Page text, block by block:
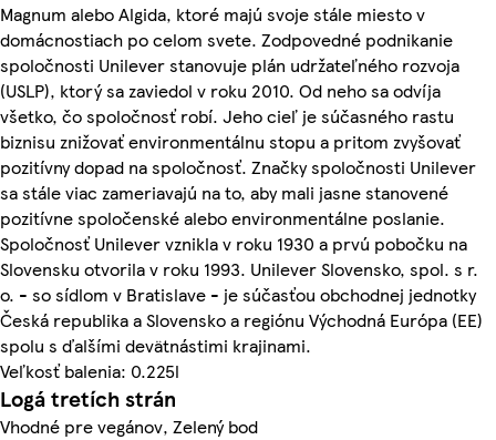
Magnum alebo Algida, ktoré majú svoje stále miesto v
domácnostiach po celom svete. Zodpovedné podnikanie
spoločnosti Unilever stanovuje plán udržateľného rozvoja
(USLP), ktorý sa zaviedol v roku 2010. Od neho sa odvíja
všetko, čo spoločnosť robí. Jeho cieľ je súčasného rastu
biznisu znižovať environmentálnu stopu a pritom zvyšovať
pozitívny dopad na spoločnosť. Značky spoločnosti Unilever
sa stále viac zameriavajú na to, aby mali jasne stanovené
pozitívne spoločenské alebo environmentálne poslanie.
Spoločnosť Unilever vznikla v roku 1930 a prvú pobočku na
Slovensku otvorila v roku 1993. Unilever Slovensko, spol. s r.
o. - so sídlom v Bratislave - je súčasťou obchodnej jednotky
Česká republika a Slovensko a regiónu Východná Európa (EE)
spolu s ďalšími devätnástimi krajinami.
Veľkosť balenia: 0.225l
Logá tretích strán
Vhodné pre vegánov, Zelený bod